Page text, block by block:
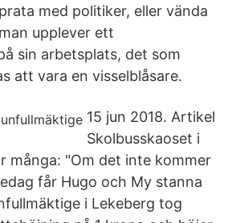
med politiker, eller vända
upplever ett
sin arbetsplats, det som
att vara en visselblåsare.
15 jun 2018. Artikel
Skolbusskaoset i
många: "Om det inte kommer
får Hugo och My stanna
i Lekeberg tog